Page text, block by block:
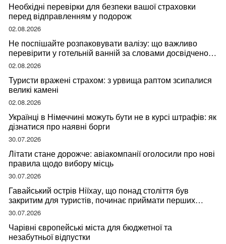
Необхідні перевірки для безпеки вашої страховки
перед відправленням у подорож
02.08.2026
Не поспішайте розпаковувати валізу: що важливо
перевірити у готельній ванній за словами досвідченої
мандрівниці
02.08.2026
Туристи вражені страхом: з урвища раптом зсипалися
великі камені
02.08.2026
Українці в Німеччині можуть бути не в курсі штрафів: як
дізнатися про наявні борги
30.07.2026
Літати стане дорожче: авіакомпанії оголосили про нові
правила щодо вибору місць
30.07.2026
Гавайський острів Ніїхау, що понад століття був
закритим для туристів, починає приймати перших
відвідувачів
30.07.2026
Чарівні європейські міста для бюджетної та
незабутньої відпустки